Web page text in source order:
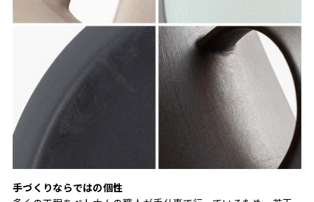
手づくりならではの個性